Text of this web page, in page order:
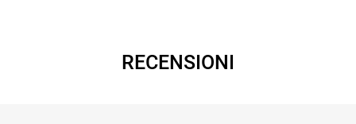
RECENSIONI